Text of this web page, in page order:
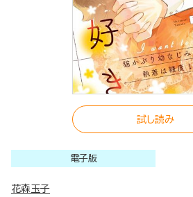
試し読み
電子版
花森玉子